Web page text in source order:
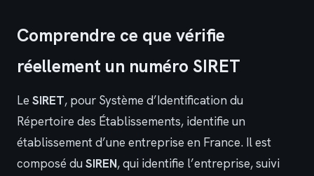
Comprendre ce que vérifie
réellement un numéro SIRET
Le SIRET, pour Système d’Identification du
Répertoire des Établissements, identifie un
établissement d’une entreprise en France. Il est
composé duSIREN, qui identifie l’entreprise, suivi